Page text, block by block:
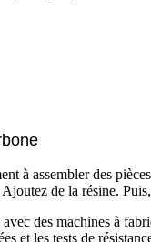
à assembler des
de la résine.
des machines à
et les tests de